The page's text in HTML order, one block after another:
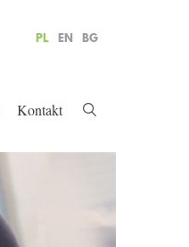
PL EN BG
Kontakt